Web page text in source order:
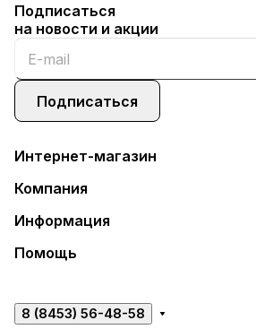
Подписаться
на новости и акции
Подписаться
Интернет-магазин
Компания
Информация
Помощь
8 (8453) 56-48-58